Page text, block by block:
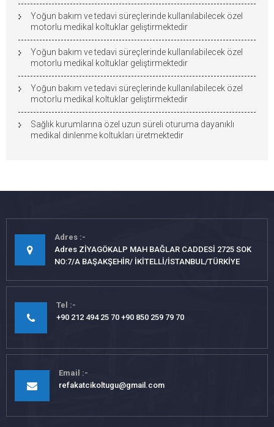
Yoğun bakım ve tedavi süreçlerinde kullanılabilecek özel
motorlu medikal koltuklar geliştirmektedir
Yoğun bakım ve tedavi süreçlerinde kullanılabilecek özel
motorlu medikal koltuklar geliştirmektedir
Yoğun bakım ve tedavi süreçlerinde kullanılabilecek özel
motorlu medikal koltuklar geliştirmektedir
Sağlık kurumlarına özel uzun süreli oturuma dayanıklı
medikal dinlenme koltukları üretmektedir
Adres
Adres ZİYAGÖKALP MAH BAĞLAR CADDESİ 2725 SOK
NO:7/A BAŞAKŞEHİR/ İKİTELLİ/İSTANBUL/TÜRKİYE
Tel
+90 212 494 25 70 +90 850 259 79 70
Email
refakatcikoltugu@gmail.com